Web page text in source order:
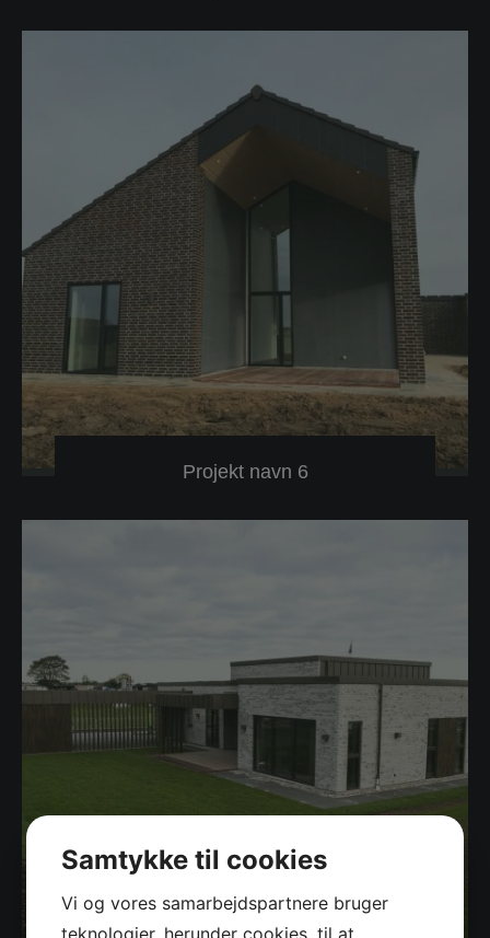
Projekt navn 6
Samtykke til cookies
Vi og vores samarbejdspartnere bruger
teknologier, herunder cookies, til at